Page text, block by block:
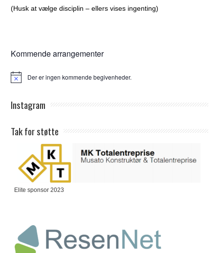
(Husk at vælge disciplin – ellers vises ingenting)
Kommende arrangementer
Notice Der er ingen kommende begivenheder.
Instagram
Tak for støtte
Elite sponsor 2023